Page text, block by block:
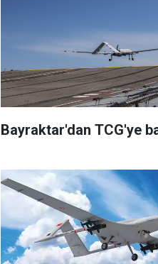
Bayraktar'dan TCG'ye